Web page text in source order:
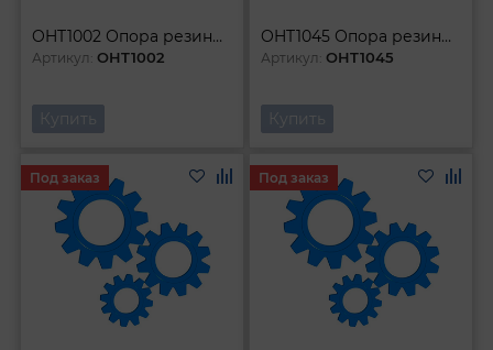
OHT1002 Опора резиновая универсальная шайба для подкатных домкратов O-105 мм Н-35 мм
Артикул:OHT1002
Купить
OHT1045 Опора резиновая для подкатных домкратов O-97 мм Н-11 мм
Артикул:OHT1045
Купить
Под заказ Под заказ